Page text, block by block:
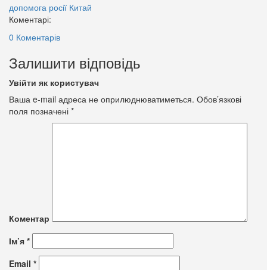
допомога росії Китай
Коментарі:
0 Коментарів
Залишити відповідь
Увійти як користувач
Ваша e-mail адреса не оприлюднюватиметься. Обов’язкові
поля позначені *
Коментар
Ім’я *
Email *